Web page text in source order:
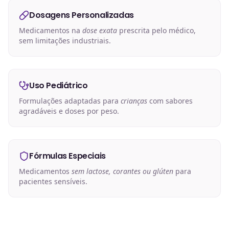
Dosagens Personalizadas
Medicamentos na dose exata prescrita pelo médico,
sem limitações industriais.
Uso Pediátrico
Formulações adaptadas para crianças com sabores
agradáveis e doses por peso.
Fórmulas Especiais
Medicamentos sem lactose, corantes ou glúten para
pacientes sensíveis.